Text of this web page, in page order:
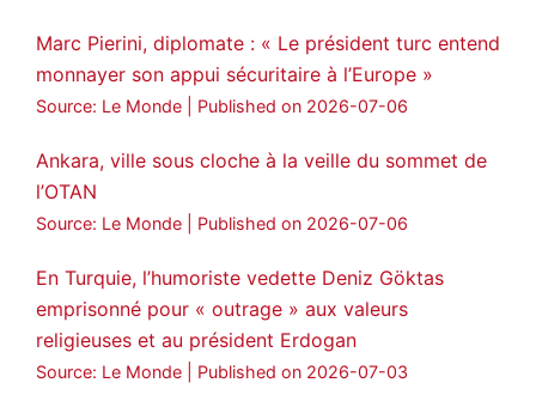
Marc Pierini, diplomate : « Le président turc entend
monnayer son appui sécuritaire à l’Europe »
Source: Le Monde Published on 2026-07-06
Ankara, ville sous cloche à la veille du sommet de
l’OTAN
Source: Le Monde Published on 2026-07-06
En Turquie, l’humoriste vedette Deniz Göktas
emprisonné pour « outrage » aux valeurs
religieuses et au président Erdogan
Source: Le Monde Published on 2026-07-03